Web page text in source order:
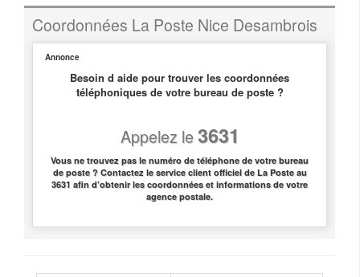
Coordonnées La Poste Nice Desambrois
Annonce
Besoin d aide pour trouver les coordonnées
téléphoniques de votre bureau de poste ?
Appelez le3631
Vous ne trouvez pas le numéro de téléphone de votre bureau
de poste ? Contactez le service client officiel de La Poste au
3631 afin d’obtenir les coordonnées et informations de votre
agence postale.